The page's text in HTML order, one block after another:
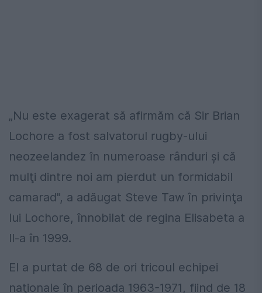
„Nu este exagerat să afirmăm că Sir Brian
Lochore a fost salvatorul rugby-ului
neozeelandez în numeroase rânduri şi că
mulţi dintre noi am pierdut un formidabil
camarad", a adăugat Steve Taw în privinţa
lui Lochore, înnobilat de regina Elisabeta a
II-a în 1999.
El a purtat de 68 de ori tricoul echipei
naţionale în perioada 1963-1971, fiind de 18